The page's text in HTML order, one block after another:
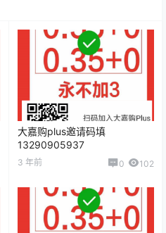
大嘉购plus邀请码填
13290905937
3 年前 0 102